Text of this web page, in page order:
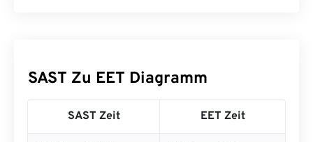
SAST Zu EET Diagramm
SAST Zeit EET Zeit